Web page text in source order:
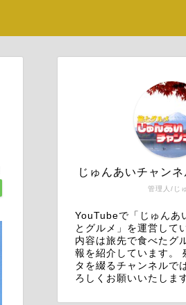
管理人/じ
じゅんあいチャン
YouTubeで「じゅんあ
とグルメ」を運営して
内容は旅先で食べたグ
報を紹介しています。
タを綴るチャンネルで
ろしくお願いいたしま